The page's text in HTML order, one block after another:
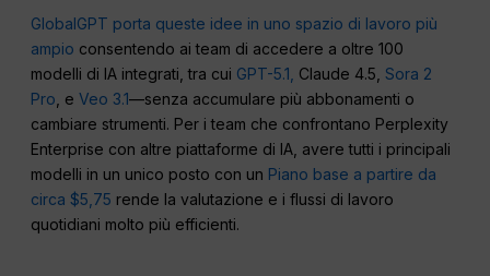
GlobalGPT porta queste idee in uno spazio di lavoro più
ampio consentendo ai team di accedere a oltre 100
modelli di IA integrati, tra cui GPT-5.1, Claude 4.5, Sora 2
Pro , eVeo 3.1—senza accumulare più abbonamenti o
cambiare strumenti. Per i team che confrontano Perplexity
Enterprise con altre piattaforme di IA, avere tutti i principali
modelli in un unico posto con un Piano base a partire da
circa $5,75 rende la valutazione e i flussi di lavoro
quotidiani molto più efficienti.